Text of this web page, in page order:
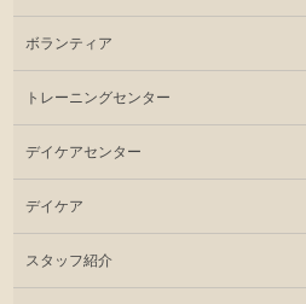
ボランティア
トレーニングセンター
デイケアセンター
デイケア
スタッフ紹介